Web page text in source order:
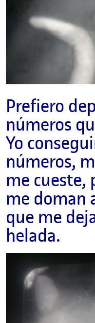
Prefiero
números
Yo
números,
me cueste,
me doman
que me
helada.